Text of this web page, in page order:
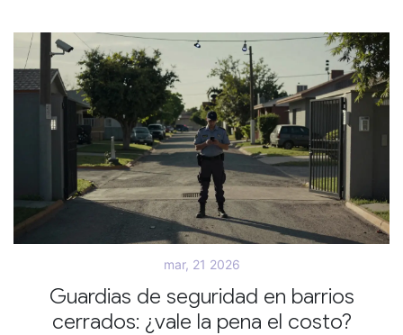
mar, 21 2026
Guardias de seguridad en barrios
cerrados: ¿vale la pena el costo?